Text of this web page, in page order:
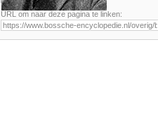
URL om naar deze pagina te linken: